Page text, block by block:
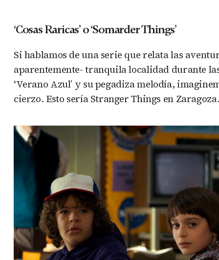
‘Cosas Raricas’ o ‘Somarder Things’
Si hablamos de una serie que relata las
aparentemente- tranquila localidad durante
‘Verano Azul’ y su pegadiza melodía,
cierzo. Esto sería Stranger Things en